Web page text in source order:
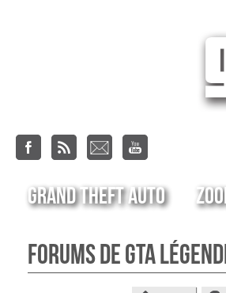
Grand Theft Auto
Forums de GTA